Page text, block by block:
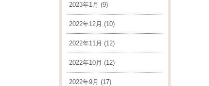
2023年1月 (9)
2022年12月 (10)
2022年11月 (12)
2022年10月 (12)
2022年9月 (17)